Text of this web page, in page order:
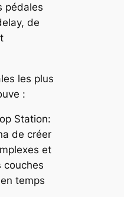
pédales
de
les plus
:
Station:
de créer
et
couches
temps